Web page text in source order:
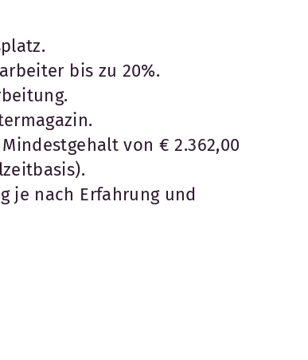
bis zu 20%.
von € 2.362,00
je nach Erfahrung und